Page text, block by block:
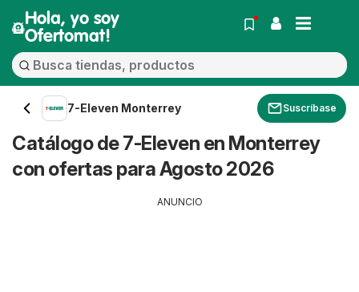
Hola, yo soy
Ofertomat!
7-Eleven Monterrey Suscríbase
Catálogo de 7-Eleven en Monterrey
con ofertas para Agosto 2026
ANUNCIO